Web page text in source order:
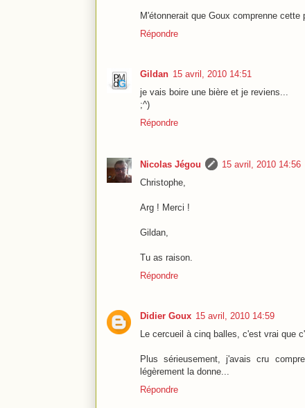
M'étonnerait que Goux comprenne cette
Répondre
Gildan 15 avril, 2010 14:51
je vais boire une bière et je reviens...
;^)
Répondre
Nicolas Jégou
15 avril, 2010 14:56
Christophe,
Arg ! Merci !
Gildan,
Tu as raison.
Répondre
Didier Goux 15 avril, 2010 14:59
Le cercueil à cinq balles, c'est vrai que
Plus sérieusement, j'avais cru
légèrement la donne...
Répondre